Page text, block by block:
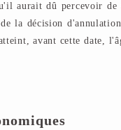
aurait dû percevoir
la décision
avant cette date,